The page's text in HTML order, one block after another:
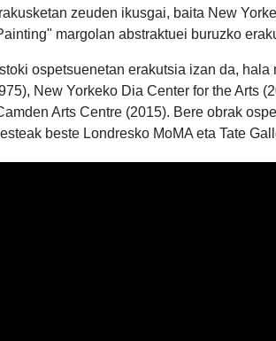
zeuden ikusgai, baita New
margolan abstraktuei buruzko
ospetsuenetan erakutsia izan da,
New Yorkeko Dia Center for the Arts
Arts Centre (2015). Bere obrak
beste Londresko MoMA eta Tate